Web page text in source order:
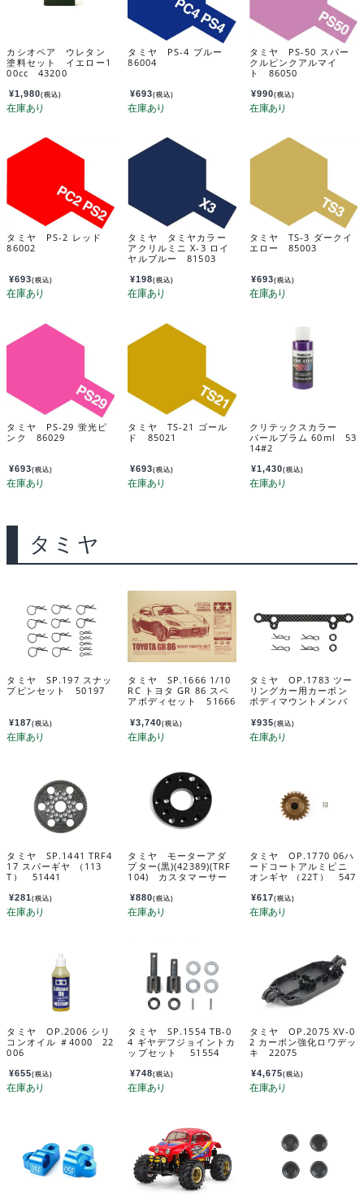
カシオペア ウレタン
塗料セット イエロー1
00cc 43200
¥1,980(税込)
タミヤ PS-4 ブルー
86004
¥693(税込)
タミヤ PS-50 スパー
クルピンクアルマイ
ト 86050
¥990(税込)
タミヤ PS-2 レッド
86002
¥693(税込)
タミヤ タミヤカラー
アクリルミニ X-3 ロイ
ヤルブルー 81503
¥198(税込)
タミヤ TS-3 ダークイ
エロー 85003
¥693(税込)
タミヤ PS-29 蛍光ピ
ンク 86029
¥693(税込)
タミヤ TS-21 ゴール
ド 85021
¥693(税込)
クリテックスカラー
パールプラム 60ml 53
14#2
¥1,430(税込)
タミヤ
タミヤ SP.197 スナッ
プピンセット 50197
¥187(税込)
タミヤ SP.1666 1/10
RC トヨタ GR 86 スペ
アボディセット 51666
¥3,740(税込)
タミヤ OP.1783 ツー
リングカー用カーボン
ボディマウントメンバ
¥935(税込)
タミヤ SP.1441 TRF4
17 スパーギヤ （113
T） 51441
¥281(税込)
タミヤ モーターアダ
プター(黒)(42389)(TRF
104) カスタマーサー
-000
¥880(税込)
タミヤ OP.1770 06ハ
ードコートアルミピニ
オンギヤ （22T） 547
¥617(税込)
タミヤ OP.2006 シリ
コンオイル ＃4000 22
006
¥655(税込)
タミヤ SP.1554 TB-0
4 ギヤデフジョイントカ
ップセット 51554
¥748(税込)
タミヤ OP.2075 XV-0
2 カーボン強化ロワデッ
キ 22075
¥4,675(税込)